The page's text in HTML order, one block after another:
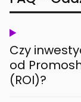
Czy
od
(ROI)?